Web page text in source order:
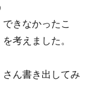
きなかったこ
考えました。
ん書き出してみ